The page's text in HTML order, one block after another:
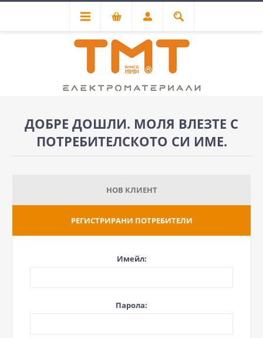
ДОБРЕ ДОШЛИ. МОЛЯ ВЛЕЗТЕ С
ПОТРЕБИТЕЛСКОТО СИ ИМЕ.
НОВ КЛИЕНТ
РЕГИСТРИРАНИ ПОТРЕБИТЕЛИ
Имейл:
Парола: